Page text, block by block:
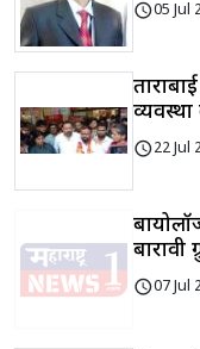
schedule05 Jul
schedule22 Jul
बारावी
schedule07 Jul